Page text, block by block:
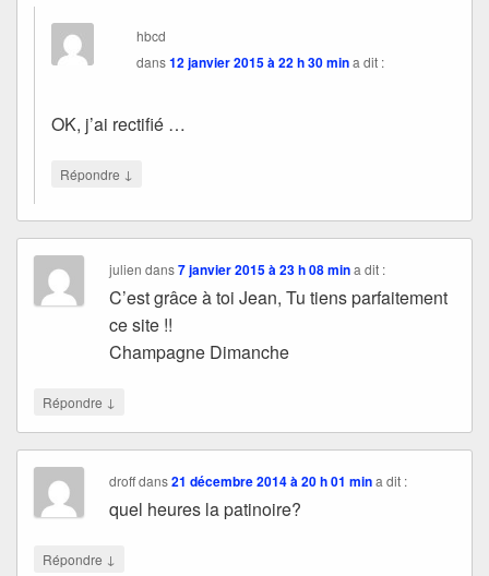
hbcd
dans12 janvier 2015 à 22 h 30 mina dit :
OK, j’ai rectifié …
Répondre ↓
julien dans7 janvier 2015 à 23 h 08 min a dit :
C’est grâce à toi Jean, Tu tiens parfaitement
ce site !!
Champagne Dimanche
Répondre ↓
droffdans21 décembre 2014 à 20 h 01 min a dit :
quel heures la patinoire?
Répondre ↓